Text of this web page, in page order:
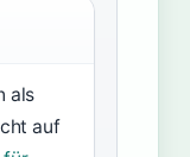
als
auf